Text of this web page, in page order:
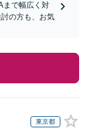
まで幅広く対
の方も、お気
東京都